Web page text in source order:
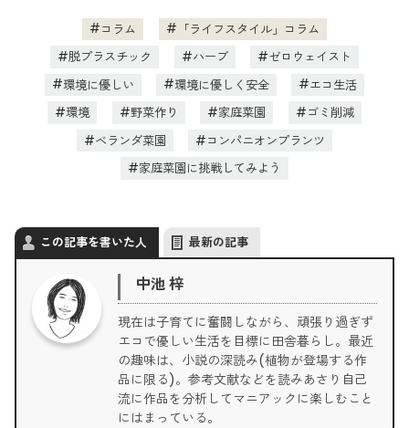
コラム
「ライフスタイル」コラム
脱プラスチック
ハーブ
ゼロウェイスト
環境に優しい
環境に優しく安全
エコ生活
環境
野菜作り 家庭菜園
ゴミ削減
ベランダ菜園
コンパニオンプランツ
家庭菜園に挑戦してみよう
この記事を書いた人 最新の記事
中池 梓
現在は子育てに奮闘しながら、頑張り過ぎず
エコで優しい生活を目標に田舎暮らし。最近
の趣味は、小説の深読み(植物が登場する作
品に限る)。参考文献などを読みあさり自己
流に作品を分析してマニアックに楽しむこと
にはまっている。